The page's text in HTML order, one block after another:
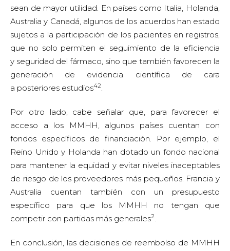
sean de mayor utilidad. En países como Italia, Holanda,
Australia y Canadá, algunos de los acuerdos han estado
sujetos a la participación de los pacientes en registros,
que no solo permiten el seguimiento de la eficiencia
y seguridad del fármaco, sino que también favorecen la
generación de evidencia científica de cara
a posteriores estudios42
Por otro lado, cabe señalar que, para favorecer el
acceso a los MMHH, algunos países cuentan con
fondos específicos de financiación. Por ejemplo, el
Reino Unido y Holanda han dotado un fondo nacional
para mantener la equidad y evitar niveles inaceptables
de riesgo de los proveedores más pequeños. Francia y
Australia cuentan también con un presupuesto
específico para que los MMHH no tengan que
competir con partidas más generales2
En conclusión, las decisiones de reembolso de MMHH